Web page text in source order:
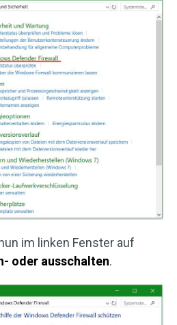
im linken Fenster auf
oder ausschalten.